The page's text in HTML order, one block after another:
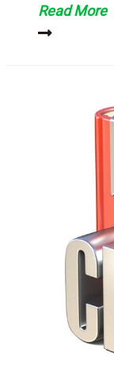
Livre
audio
télécharger
Read More